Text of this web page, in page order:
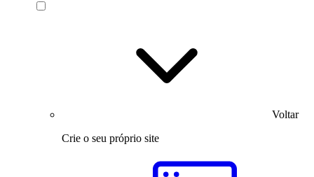
Voltar
Crie o seu próprio site